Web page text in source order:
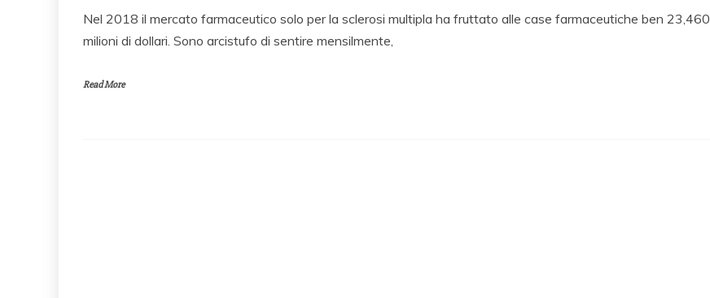
Nel 2018 il mercato farmaceutico solo per la sclerosi multipla ha fruttato alle case farmaceutiche ben 23,460
milioni di dollari. Sono arcistufo di sentire mensilmente,
Read More